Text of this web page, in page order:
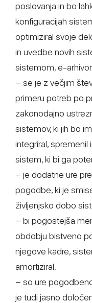
poslovanja in bo
konfiguracijah
optimiziral svoje
in uvedbe novih
sistemom, e-
− se je z večjim
primeru potreb po
zakonodajno
sistemov, ki jih bo
integriral,
sistem, ki bi ga
− je dodatne ure
pogodbe, ki je
življenjsko dobo
− bi pogostejša
obdobju bistveno
njegove kadre,
amortiziral,
− so ure
je tudi jasno